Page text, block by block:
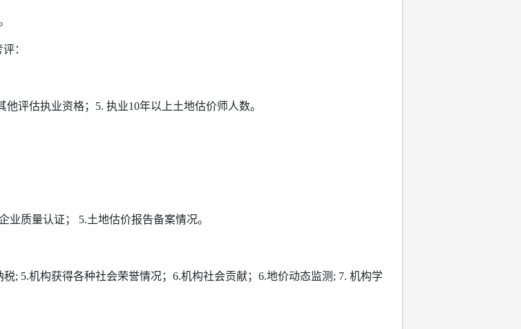
：
评估执业资格；5. 执业10年以上土地估价师人数。
业质量认证； 5.土地估价报告备案情况。
; 5.机构获得各种社会荣誉情况；6.机构社会贡献；6.地价动态监测; 7. 机构学